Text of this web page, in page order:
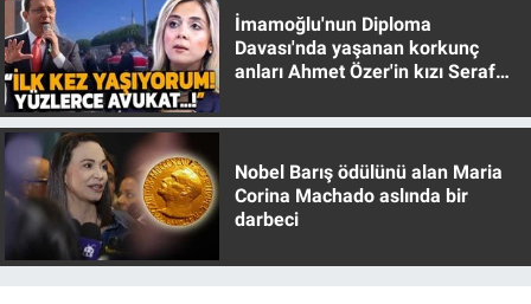
İmamoğlu'nun Diploma
Davası'nda yaşanan korkunç
anları Ahmet Özer'in kızı Seraf
Nobel Barış ödülünü alan Maria
Corina Machado aslında bir
darbeci
Türkiye'nin Geleceği
Türkiye'nin Gündemi
Yerel Gündem
Yerel Yaşam
Canlı Yayın